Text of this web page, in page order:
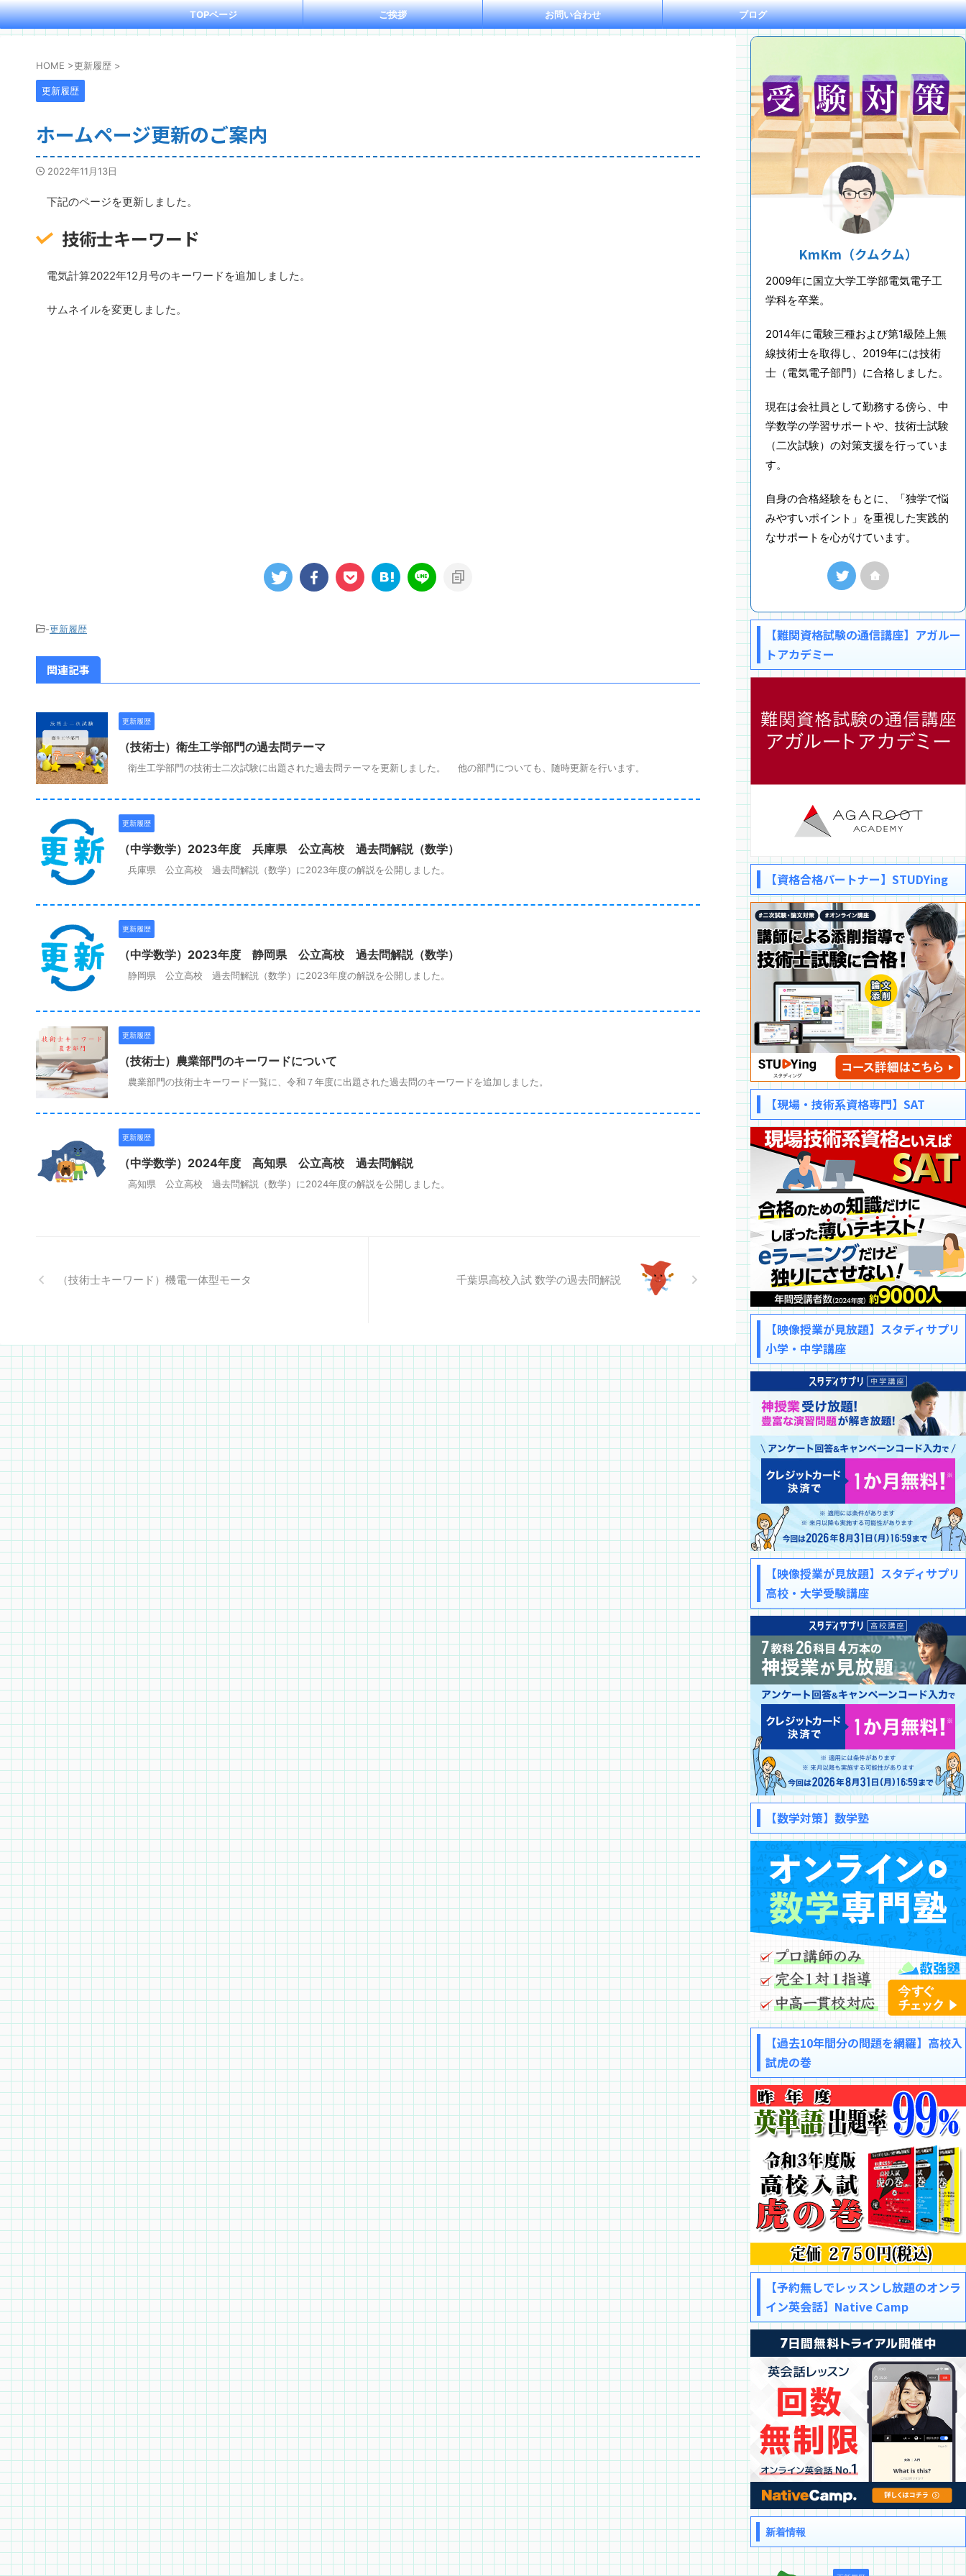
TOPページ ご挨拶 お問い合わせ ブログ
HOME >更新履歴 >
更新履歴
ホームページ更新のご案内
2022年11月13日
下記のページを更新しました。
技術士キーワード
電気計算2022年12月号のキーワードを追加しました。
サムネイルを変更しました。
-更新履歴
関連記事
更新履歴
（技術士）衛生工学部門の過去問テーマ
衛生工学部門の技術士二次試験に出題された過去問テーマを更新しました。 他の部門についても、随時更新を行います。
更新履歴
（中学数学）2023年度 兵庫県 公立高校 過去問解説（数学）
兵庫県 公立高校 過去問解説（数学）に2023年度の解説を公開しました。
更新履歴
（中学数学）2023年度 静岡県 公立高校 過去問解説（数学）
静岡県 公立高校 過去問解説（数学）に2023年度の解説を公開しました。
更新履歴
（技術士）農業部門のキーワードについて
農業部門の技術士キーワード一覧に、令和７年度に出題された過去問のキーワードを追加しました。
更新履歴
（中学数学）2024年度 高知県 公立高校 過去問解説
高知県 公立高校 過去問解説（数学）に2024年度の解説を公開しました。
（技術士キーワード）機電一体型モータ 千葉県高校入試 数学の過去問解説
KmKm（クムクム）
2009年に国立大学工学部電気電子工
学科を卒業。
2014年に電験三種および第1級陸上無
線技術士を取得し、2019年には技術
士（電気電子部門）に合格しました。
現在は会社員として勤務する傍ら、中
学数学の学習サポートや、技術士試験
（二次試験）の対策支援を行っていま
す。
自身の合格経験をもとに、「独学で悩
みやすいポイント」を重視した実践的
なサポートを心がけています。
【難関資格試験の通信講座】アガルー
トアカデミー
【資格合格パートナー】STUDYing
【現場・技術系資格専門】SAT
【映像授業が見放題】スタディサプリ
小学・中学講座
【映像授業が見放題】スタディサプリ
高校・大学受験講座
【数学対策】数学塾
【過去10年間分の問題を網羅】高校入
試虎の巻
【予約無しでレッスンし放題のオンラ
イン英会話】Native Camp
新着情報